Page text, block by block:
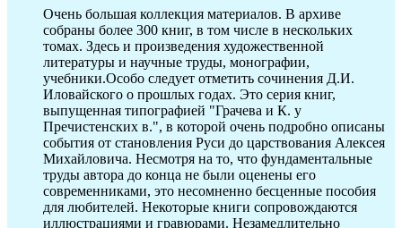
Очень большая коллекция материалов. В архиве
собраны более 300 книг, в том числе в нескольких
томах. Здесь и произведения художественной
литературы и научные труды, монографии,
учебники.Особо следует отметить сочинения Д.И.
Иловайского о прошлых годах. Это серия книг,
выпущенная типографией "Грачева и К. у
Пречистенских в.", в которой очень подробно описаны
события от становления Руси до царствования Алексея
Михайловича. Несмотря на то, что фундаментальные
труды автора до конца не были оценены его
современниками, это несомненно бесценные пособия
для любителей. Некоторые книги сопровождаются
иллюстрациями и гравюрами. Незамедлительно